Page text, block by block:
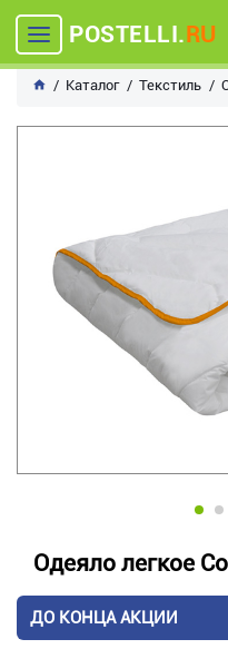
POSTELLI.RU
Каталог Текстиль
Одеяло легкое
ДО КОНЦА АКЦИИ